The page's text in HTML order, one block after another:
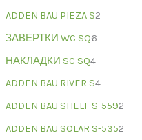
ADDEN BAU PIEZA S2
ЗАВЕРТКИ WC SQ6
НАКЛАДКИ SC SQ4
ADDEN BAU RIVER S4
ADDEN BAU SHELF S-5592
ADDEN BAU SOLAR S-5352